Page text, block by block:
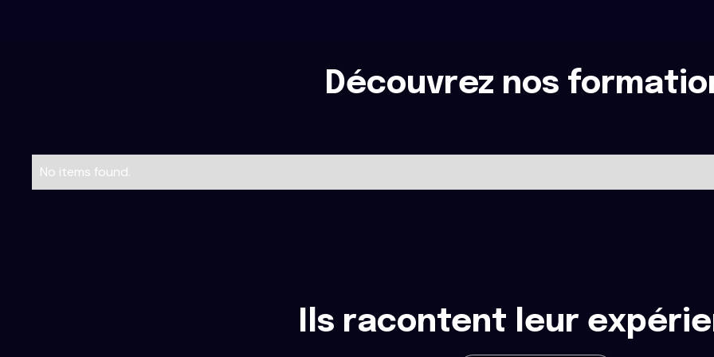
Découvrez nos
No items found.
Ils racontent leur